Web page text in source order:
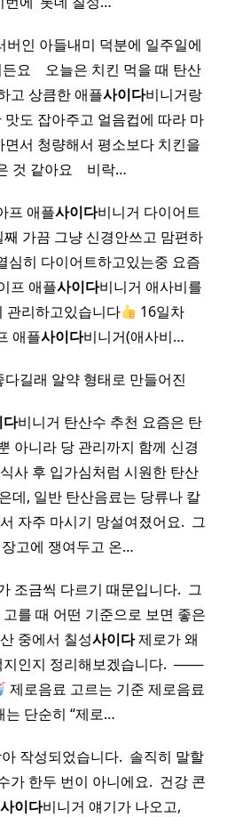
버인 아들내미 덕분에 일주일에
요 ​ ​ ​ 오늘은 치킨 먹을 때 탄산
고 상큼한 애플사이다비니거랑
도 잡아주고 얼음컵에 따라 마
서 청량해서 평소보다 치킨을
것 같아요 ​ ​ ​ 비락…
프 애플사이다비니거 다이어트
가끔 그냥 신경안쓰고 맘편하
심히 다이어트하고있는중 요즘
프 애플사이다비니거 애사비를
관리하고있습니다
16일차
애플사이다비니거(애사비…
길래 알약 형태로 만들어진
다비니거 탄산수 추천 요즘은 탄
아니라 당 관리까지 함께 신경
사 후 입가심처럼 시원한 탄산
데, 일반 탄산음료는 당류나 칼
자주 마시기 망설여졌어요. ​ 그
고에 쟁여두고 온…
조금씩 다르기 때문입니다. ​ 그
를 때 어떤 기준으로 보면 좋은
중에서 칠성사이다제로가 왜
인지 정리해보겠습니다. ​ ───
제로음료 고르는 기준 제로음료
는 단순히 “제로…
작성되었습니다. ​ 솔직히 말할
가 한두 번이 아니에요. ​ 건강 콘
사이다비니거 얘기가 나오고,